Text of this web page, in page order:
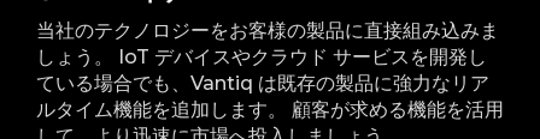
当社のテクノロジーをお客様の製品に直接組み込みま
しょう。 IoT デバイスやクラウド サービスを開発し
ている場合でも、Vantiq は既存の製品に強力なリア
ルタイム機能を追加します。 顧客が求める機能を活用